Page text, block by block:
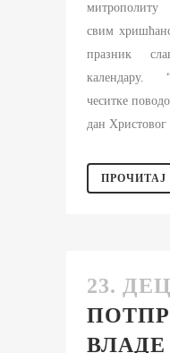
митрополиту
свим
празник
календару.
чеситке
дан
23.